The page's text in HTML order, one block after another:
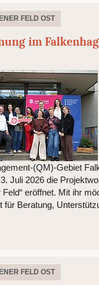
FELD OST
im
(QM)-Gebiet
Juli 2026 die
Feld“ eröffnet. Mit ihr
für Beratung,
FELD OST